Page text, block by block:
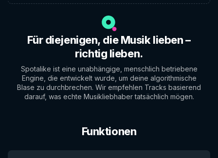
Für diejenigen, die Musik lieben –
richtig lieben.
Spotalike ist eine unabhängige, menschlich betriebene
Engine, die entwickelt wurde, um deine algorithmische
Blase zu durchbrechen. Wir empfehlen Tracks basierend
darauf, was echte Musikliebhaber tatsächlich mögen.
Funktionen